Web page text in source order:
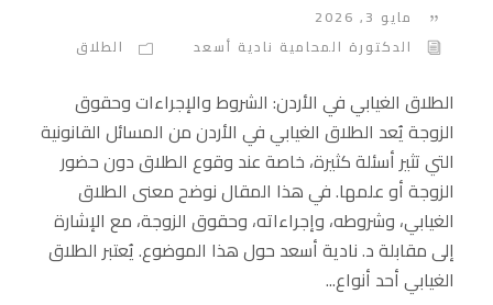
مايو 3, 2026
الدكتورة المحامية نادية أسعد
الطلاق
الطلاق الغيابي في الأردن: الشروط والإجراءات وحقوق
الزوجة يُعد الطلاق الغيابي في الأردن من المسائل القانونية
التي تثير أسئلة كثيرة، خاصة عند وقوع الطلاق دون حضور
الزوجة أو علمها. في هذا المقال نوضح معنى الطلاق
الغيابي، وشروطه، وإجراءاته، وحقوق الزوجة، مع الإشارة
إلى مقابلة د. نادية أسعد حول هذا الموضوع. يُعتبر الطلاق
الغيابي أحد أنواع...